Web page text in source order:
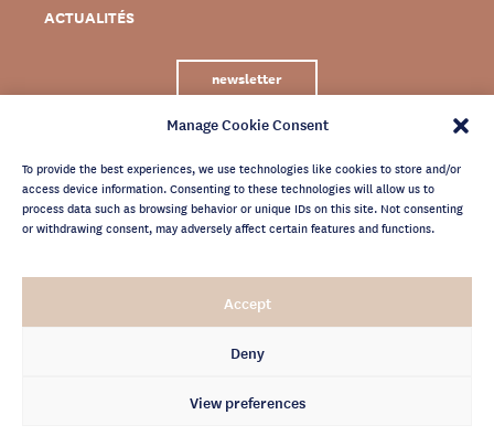
Manage Cookie Consent
To provide the best experiences, we use technologies like cookies to store and/or
access device information. Consenting to these technologies will allow us to
process data such as browsing behavior or unique IDs on this site. Not consenting
or withdrawing consent, may adversely affect certain features and functions.
Accept
Deny
View preferences
ACTUALITÉS
newsletter
MENTIONS LÉGALES
CRÉDITS
POLITIQUE DE CONFIDENTIALITÉ
ARCHIVES NEWSLETTER